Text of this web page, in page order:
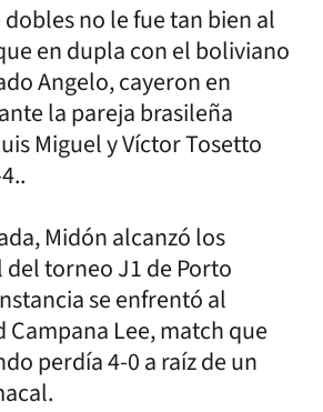
no le fue tan bien al
en dupla con el boliviano
Angelo, cayeron en
la pareja brasileña
Miguel y Víctor Tosetto
Midón alcanzó los
torneo J1 de Porto
se enfrentó al
Campana Lee, match que
perdía 4-0 a raíz de un